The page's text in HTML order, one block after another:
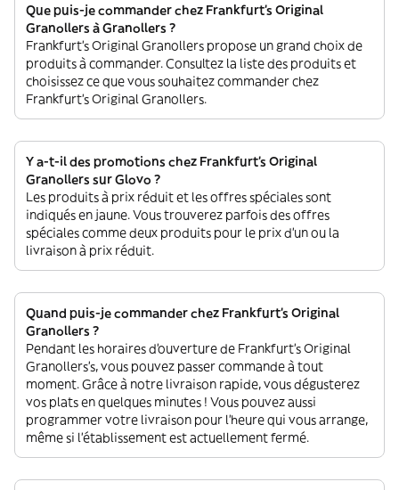
Que puis-je commander chez Frankfurt's Original
Granollers à Granollers ?
Frankfurt's Original Granollers propose un grand choix de
produits à commander. Consultez la liste des produits et
choisissez ce que vous souhaitez commander chez
Frankfurt's Original Granollers.
Y a-t-il des promotions chez Frankfurt's Original
Granollers sur Glovo ?
Les produits à prix réduit et les offres spéciales sont
indiqués en jaune. Vous trouverez parfois des offres
spéciales comme deux produits pour le prix d'un ou la
livraison à prix réduit.
Quand puis-je commander chez Frankfurt's Original
Granollers ?
Pendant les horaires d'ouverture de Frankfurt's Original
Granollers’s, vous pouvez passer commande à tout
moment. Grâce à notre livraison rapide, vous dégusterez
vos plats en quelques minutes ! Vous pouvez aussi
programmer votre livraison pour l'heure qui vous arrange,
même si l'établissement est actuellement fermé.